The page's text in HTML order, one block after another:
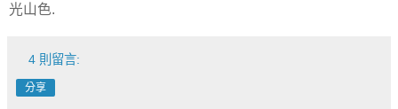
光山色.
4 則留言:
分享